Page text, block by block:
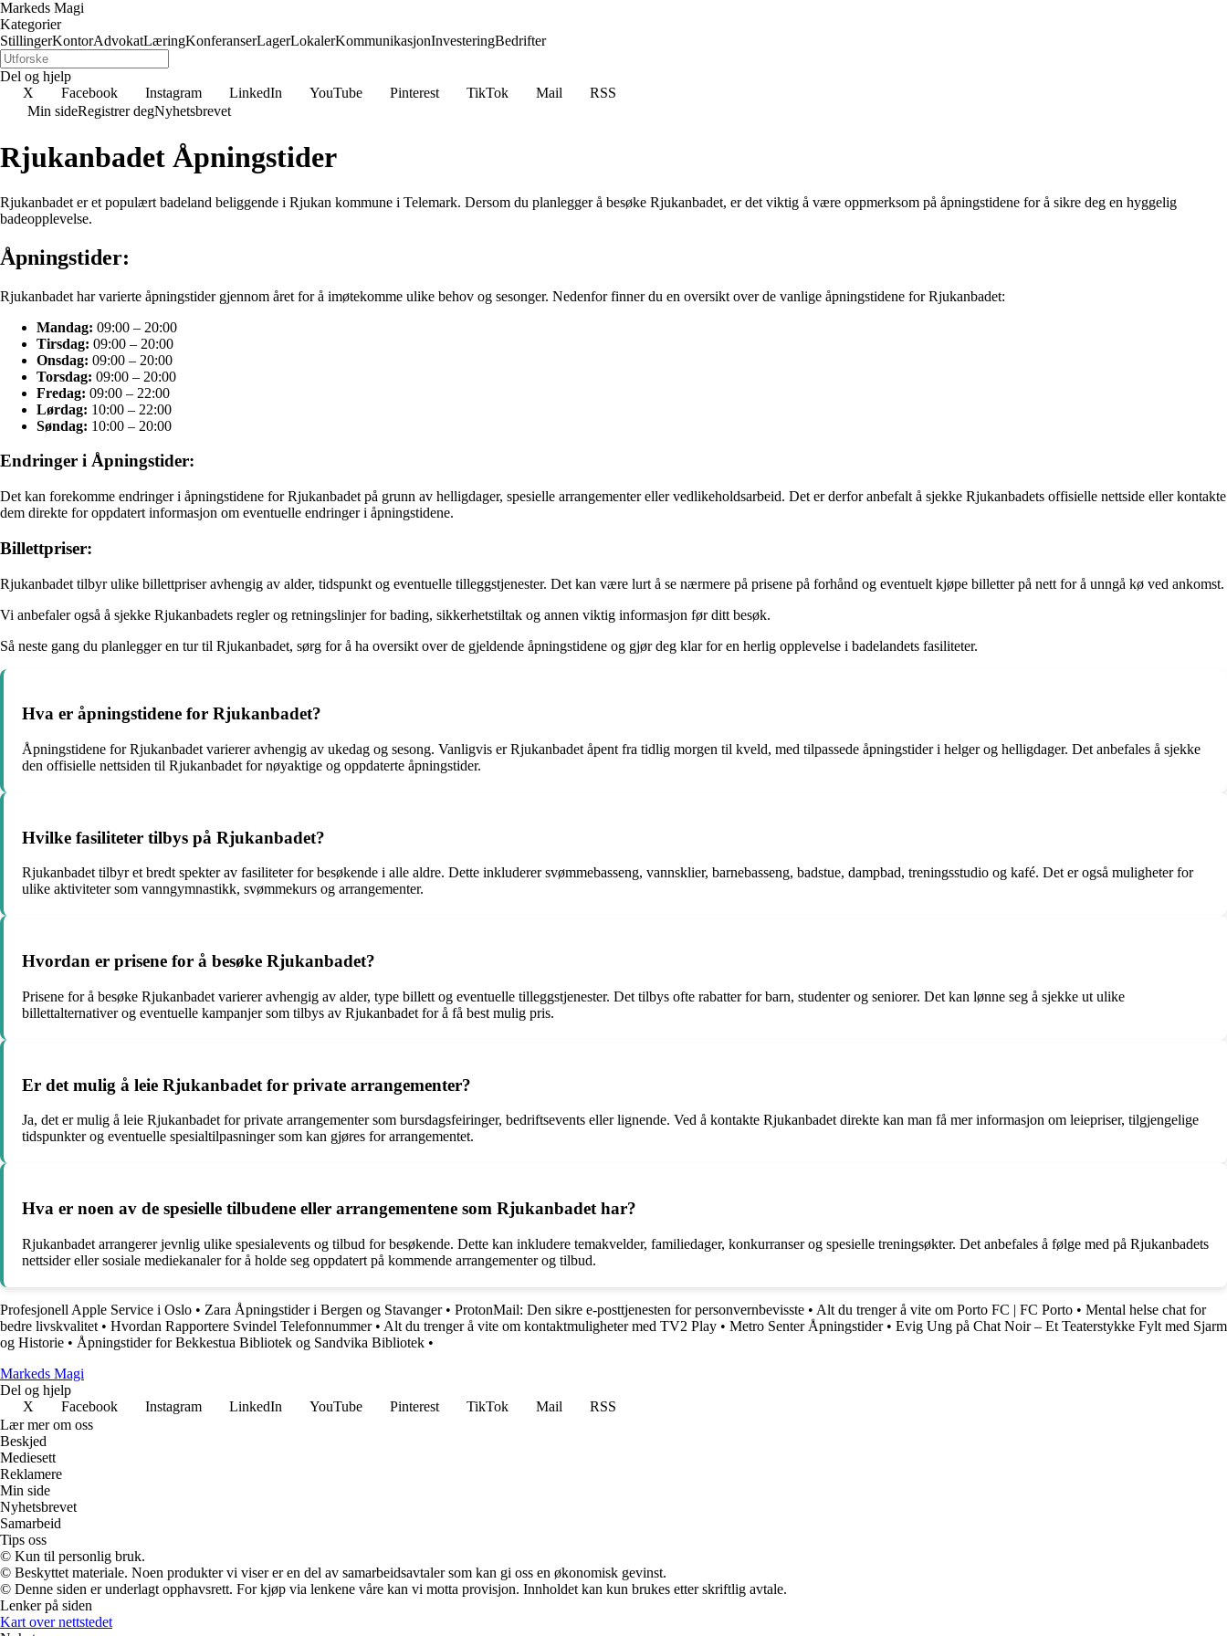
Markeds Magi
Kategorier
StillingerKontorAdvokatLæringKonferanserLagerLokalerKommunikasjonInvesteringBedrifter
Del og hjelp
X
Facebook Instagram LinkedIn YouTube Pinterest TikTok Mail
RSS
Min sideRegistrer degNyhetsbrevet
Rjukanbadet Åpningstider
Rjukanbadet er et populært badeland beliggende i Rjukan kommune i Telemark. Dersom du planlegger å besøke Rjukanbadet, er det viktig å være oppmerksom på åpningstidene for å sikre deg en hyggelig
badeopplevelse.
Åpningstider:
Rjukanbadet har varierte åpningstider gjennom året for å imøtekomme ulike behov og sesonger. Nedenfor finner du en oversikt over de vanlige åpningstidene for Rjukanbadet:
Mandag: 09:00 – 20:00
Tirsdag: 09:00 – 20:00
Onsdag: 09:00 – 20:00
Torsdag: 09:00 – 20:00
Fredag: 09:00 – 22:00
Lørdag: 10:00 – 22:00
Søndag: 10:00 – 20:00
Endringer i Åpningstider:
Det kan forekomme endringer i åpningstidene for Rjukanbadet på grunn av helligdager, spesielle arrangementer eller vedlikeholdsarbeid. Det er derfor anbefalt å sjekke Rjukanbadets offisielle nettside eller kontakte
dem direkte for oppdatert informasjon om eventuelle endringer i åpningstidene.
Billettpriser:
Rjukanbadet tilbyr ulike billettpriser avhengig av alder, tidspunkt og eventuelle tilleggstjenester. Det kan være lurt å se nærmere på prisene på forhånd og eventuelt kjøpe billetter på nett for å unngå kø ved ankomst.
Vi anbefaler også å sjekke Rjukanbadets regler og retningslinjer for bading, sikkerhetstiltak og annen viktig informasjon før ditt besøk.
Så neste gang du planlegger en tur til Rjukanbadet, sørg for å ha oversikt over de gjeldende åpningstidene og gjør deg klar for en herlig opplevelse i badelandets fasiliteter.
Hva er åpningstidene for Rjukanbadet?
Åpningstidene for Rjukanbadet varierer avhengig av ukedag og sesong. Vanligvis er Rjukanbadet åpent fra tidlig morgen til kveld, med tilpassede åpningstider i helger og helligdager. Det anbefales å sjekke
den offisielle nettsiden til Rjukanbadet for nøyaktige og oppdaterte åpningstider.
Hvilke fasiliteter tilbys på Rjukanbadet?
Rjukanbadet tilbyr et bredt spekter av fasiliteter for besøkende i alle aldre. Dette inkluderer svømmebasseng, vannsklier, barnebasseng, badstue, dampbad, treningsstudio og kafé. Det er også muligheter for
ulike aktiviteter som vanngymnastikk, svømmekurs og arrangementer.
Hvordan er prisene for å besøke Rjukanbadet?
Prisene for å besøke Rjukanbadet varierer avhengig av alder, type billett og eventuelle tilleggstjenester. Det tilbys ofte rabatter for barn, studenter og seniorer. Det kan lønne seg å sjekke ut ulike
billettalternativer og eventuelle kampanjer som tilbys av Rjukanbadet for å få best mulig pris.
Er det mulig å leie Rjukanbadet for private arrangementer?
Ja, det er mulig å leie Rjukanbadet for private arrangementer som bursdagsfeiringer, bedriftsevents eller lignende. Ved å kontakte Rjukanbadet direkte kan man få mer informasjon om leiepriser, tilgjengelige
tidspunkter og eventuelle spesialtilpasninger som kan gjøres for arrangementet.
Hva er noen av de spesielle tilbudene eller arrangementene som Rjukanbadet har?
Rjukanbadet arrangerer jevnlig ulike spesialevents og tilbud for besøkende. Dette kan inkludere temakvelder, familiedager, konkurranser og spesielle treningsøkter. Det anbefales å følge med på Rjukanbadets
nettsider eller sosiale mediekanaler for å holde seg oppdatert på kommende arrangementer og tilbud.
Profesjonell Apple Service i Oslo • Zara Åpningstider i Bergen og Stavanger• ProtonMail: Den sikre e-posttjenesten for personvernbevisste • Alt du trenger å vite om Porto FC | FC Porto • Mental helse chat for
bedre livskvalitet • Hvordan Rapportere Svindel Telefonnummer• Alt du trenger å vite om kontaktmuligheter med TV2 Play • Metro Senter Åpningstider• Evig Ung på Chat Noir – Et Teaterstykke Fylt med Sjarm
og Historie • Åpningstider for Bekkestua Bibliotek og Sandvika Bibliotek •
Markeds Magi
Del og hjelp
X
Facebook Instagram LinkedIn YouTube Pinterest TikTok Mail
RSS
Lær mer om oss
Beskjed
Mediesett
Reklamere
Min side
Nyhetsbrevet
Samarbeid
Tips oss
© Kun til personlig bruk.
© Beskyttet materiale. Noen produkter vi viser er en del av samarbeidsavtaler som kan gi oss en økonomisk gevinst.
© Denne siden er underlagt opphavsrett. For kjøp via lenkene våre kan vi motta provisjon. Innholdet kan kun brukes etter skriftlig avtale.
Lenker på siden
Kart over nettstedet